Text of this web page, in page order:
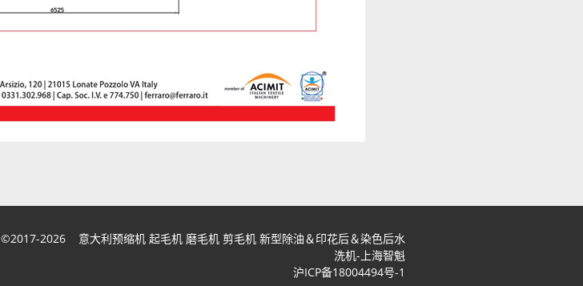
©2017-2026 意大利预缩机 起毛机 磨毛机 剪毛机 新型除油＆印花后＆染色后水
洗机-上海智魁
沪ICP备18004494号-1